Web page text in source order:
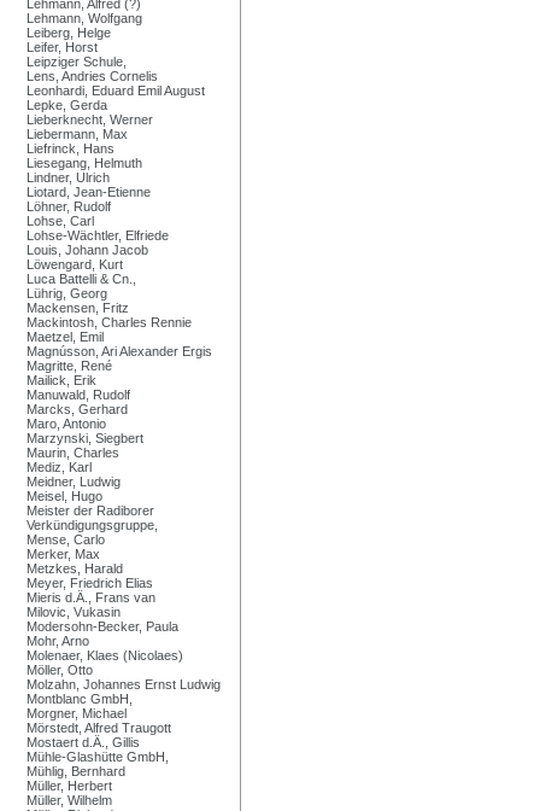
Lehmann, Alfred (?)
Lehmann, Wolfgang
Leiberg, Helge
Leifer, Horst
Leipziger Schule,
Lens, Andries Cornelis
Leonhardi, Eduard Emil August
Lepke, Gerda
Lieberknecht, Werner
Liebermann, Max
Liefrinck, Hans
Liesegang, Helmuth
Lindner, Ulrich
Liotard, Jean-Etienne
Löhner, Rudolf
Lohse, Carl
Lohse-Wächtler, Elfriede
Louis, Johann Jacob
Löwengard, Kurt
Luca Battelli & Cn.,
Lührig, Georg
Mackensen, Fritz
Mackintosh, Charles Rennie
Maetzel, Emil
Magnússon, Ari Alexander Ergis
Magritte, René
Mailick, Erik
Manuwald, Rudolf
Marcks, Gerhard
Maro, Antonio
Marzynski, Siegbert
Maurin, Charles
Mediz, Karl
Meidner, Ludwig
Meisel, Hugo
Meister der Radiborer
Verkündigungsgruppe,
Mense, Carlo
Merker, Max
Metzkes, Harald
Meyer, Friedrich Elias
Mieris d.Ä., Frans van
Milovic, Vukasin
Modersohn-Becker, Paula
Mohr, Arno
Molenaer, Klaes (Nicolaes)
Möller, Otto
Molzahn, Johannes Ernst Ludwig
Montblanc GmbH,
Morgner, Michael
Mörstedt, Alfred Traugott
Mostaert d.Ä., Gillis
Mühle-Glashütte GmbH,
Mühlig, Bernhard
Müller, Herbert
Müller, Wilhelm